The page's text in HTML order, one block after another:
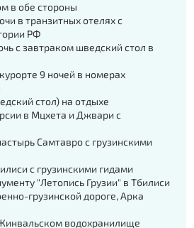
в обе стороны
в транзитных отелях с
РФ
с завтраком шведский стол в
9 ночей в номерах
стол) на отдыхе
в Мцхета и Джвари с
Самтавро с грузинскими
с грузинскими гидами
"Летопись Грузии" в Тбилиси
грузинской дороге, Арка
водохранилище